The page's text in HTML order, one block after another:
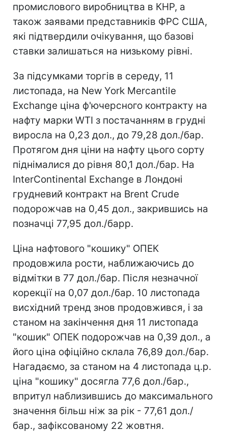
промислового виробництва в КНР, а
також заявами представників ФРС США,
які підтвердили очікування, що базові
ставки залишаться на низькому рівні.
За підсумками торгів в середу, 11
листопада, на New York Mercantile
Exchange ціна ф'ючерсного контракту на
нафту марки WTI з постачанням в грудні
виросла на 0,23 дол., до 79,28 дол./бар.
Протягом дня ціни на нафту цього сорту
піднімалися до рівня 80,1 дол./бар. На
InterСontinental Exchange в Лондоні
грудневий контракт на Brent Crude
подорожчав на 0,45 дол., закрившись на
позначці 77,95 дол./барр.
Ціна нафтового "кошику" ОПЕК
продовжила рости, наближаючись до
відмітки в 77 дол./бар. Після незначної
корекції на 0,07 дол./бар. 10 листопада
висхідний тренд знов продовжився, і за
станом на закінчення дня 11 листопада
"кошик" ОПЕК подорожчав на 0,39 дол., а
його ціна офіційно склала 76,89 дол./бар.
Нагадаємо, за станом на 4 листопада ц.р.
ціна "кошику" досягла 77,6 дол./бар.,
впритул наблизившись до максимального
значення більш ніж за рік - 77,61 дол./
бар., зафіксованому 22 жовтня.